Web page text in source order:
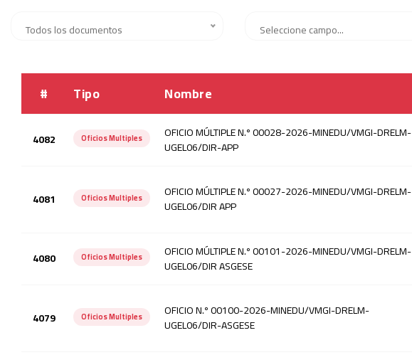
Todos los documentos Seleccione campo...
# Tipo Nombre
4082 Oficios Multiples
OFICIO MÚLTIPLE N.º 00028-2026-MINEDU/VMGI-DRELM-
UGEL06/DIR-APP
4081 Oficios Multiples
OFICIO MÚLTIPLE N.º 00027-2026-MINEDU/VMGI-DRELM-
UGEL06/DIR APP
4080 Oficios Multiples
OFICIO MÚLTIPLE N.º 00101-2026-MINEDU/VMGI-DRELM-
UGEL06/DIR ASGESE
4079 Oficios Multiples
OFICIO N.º 00100-2026-MINEDU/VMGI-DRELM-
UGEL06/DIR-ASGESE